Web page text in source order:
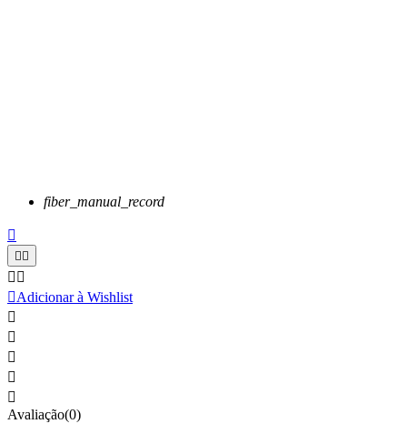
fiber_manual_record

 
 
Adicionar à Wishlist





Avaliação(0)